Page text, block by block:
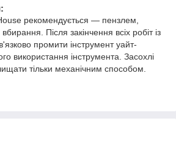
рекомендується — пензлем,
Після закінчення всіх робіт із
промити інструмент уайт-
використання інструмента. Засохлі
тільки механічним способом.